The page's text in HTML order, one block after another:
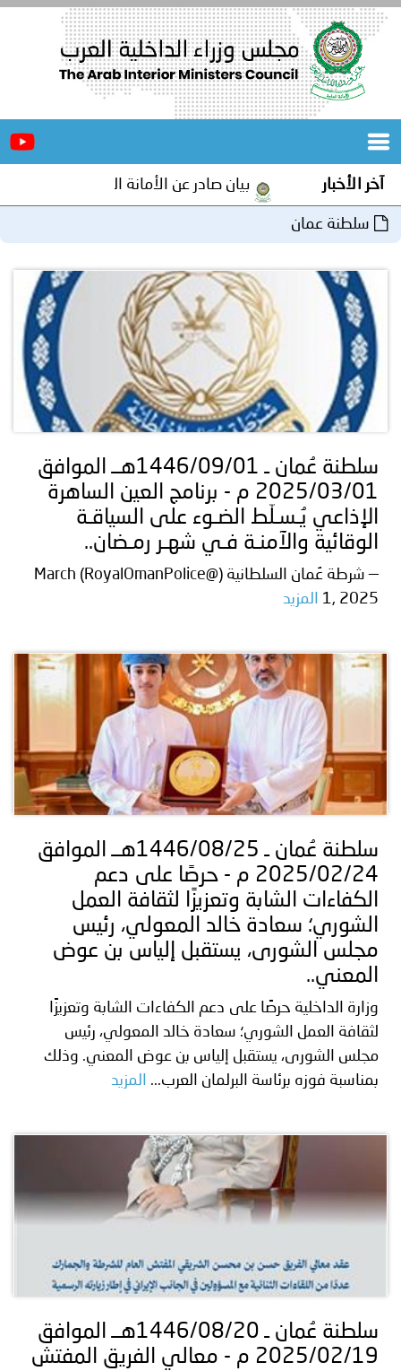
الرئيسية
المجلس
مؤتمرات
اجتماعاتو
إنجازات
برامج
توعوية
الخدمات
الإلكترونية
صور
وفيديو
مجلة
أصداء
الأمانة
إعلانات
من
بنا
آخر الأخبار بيان صادر عن الأمانة العامة لمجلس وزراء
سلطنة عمان
سلطنة عُمان ـ 1446/09/01هــ الموافق
2025/03/01 م - برنامج العين الساهرة
الإذاعي يُـسـلّط الضـوء على السياقـة
الوقائية والآمنـة فـي شهـر رمـضان..
— شرطة عُمان السلطانية (@RoyalOmanPolice) March
1, 2025
المزيد
سلطنة عُمان ـ 1446/08/25هــ الموافق
2025/02/24 م - حرصًا على دعم
الكفاءات الشابة وتعزيزًا لثقافة العمل
الشوري؛ سعادة خالد المعولي، رئيس
مجلس الشورى، يستقبل إلياس بن عوض
المعني..
وزارة الداخلية حرصًا على دعم الكفاءات الشابة وتعزيزًا
لثقافة العمل الشوري؛ سعادة خالد المعولي، رئيس
مجلس الشورى، يستقبل إلياس بن عوض المعني. وذلك
بمناسبة فوزه برئاسة البرلمان العرب...
المزيد
سلطنة عُمان ـ 1446/08/20هــ الموافق
2025/02/19 م - معالي الفريق المفتش